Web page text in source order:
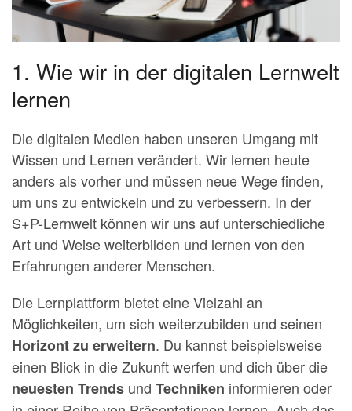
1. Wie wir in der digitalen Lernwelt
lernen
Die digitalen Medien haben unseren Umgang mit
Wissen und Lernen verändert. Wir lernen heute
anders als vorher und müssen neue Wege finden,
um uns zu entwickeln und zu verbessern. In der
S+P-Lernwelt können wir uns auf unterschiedliche
Art und Weise weiterbilden und lernen von den
Erfahrungen anderer Menschen.
Die Lernplattform bietet eine Vielzahl an
Möglichkeiten, um sich weiterzubilden und seinen
Horizont zu erweitern. Du kannst beispielsweise
einen Blick in die Zukunft werfen und dich über die
neuesten Trends und Techniken informieren oder